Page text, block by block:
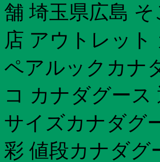
舗 埼玉県広島
店 アウトレッ
ペアルックカナ
コ カナダグー
サイズカナダグ
彩 値段カナダグ